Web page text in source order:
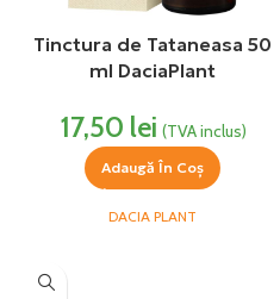
Tinctura de Tataneasa 50
ml DaciaPlant
17,50 lei (TVA inclus)
Adaugă În Coș
DACIA PLANT